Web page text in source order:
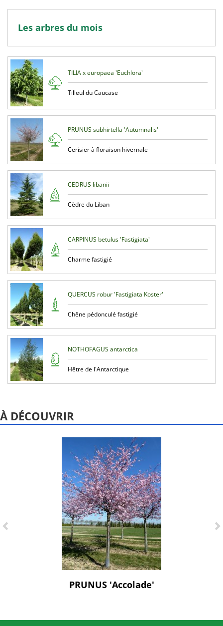
Les arbres du mois
TILIA x europaea 'Euchlora'
Tilleul du Caucase
PRUNUS subhirtella 'Autumnalis'
Cerisier à floraison hivernale
CEDRUS libanii
Cèdre du Liban
CARPINUS betulus 'Fastigiata'
Charme fastigié
QUERCUS robur 'Fastigiata Koster'
Chêne pédonculé fastigié
NOTHOFAGUS antarctica
Hêtre de l'Antarctique
À DÉCOUVRIR
PRUNUS 'Accolade'